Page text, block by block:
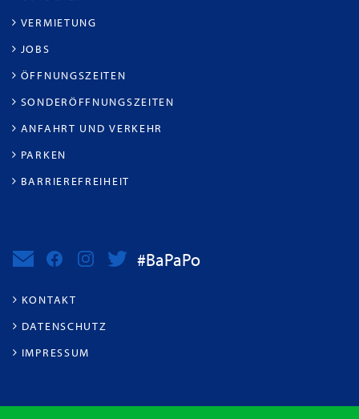
VERMIETUNG
JOBS
ÖFFNUNGSZEITEN
SONDERÖFFNUNGSZEITEN
ANFAHRT UND VERKEHR
PARKEN
BARRIEREFREIHEIT
#BaPaPo
KONTAKT
DATENSCHUTZ
IMPRESSUM